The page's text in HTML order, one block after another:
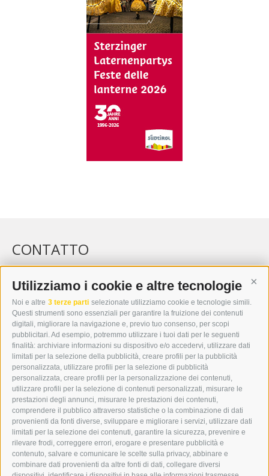
Utilizziamo i cookie e altre tecnologie
Noi e altre 3 terze parti selezionate utilizziamo cookie e tecnologie simili.
Questi strumenti sono essenziali per garantire la fruizione dei contenuti
digitali, migliorare la navigazione e, previo tuo consenso, per scopi
pubblicitari. Ad esempio, potremmo utilizzare i tuoi dati per le seguenti
finalità: archiviare informazioni su dispositivo e/o accedervi, utilizzare dati
limitati per la selezione della pubblicità, creare profili per la pubblicità
personalizzata, utilizzare profili per la selezione di pubblicità
personalizzata, creare profili per la personalizzazione dei contenuti,
utilizzare profili per la selezione di contenuti personalizzati, misurare le
prestazioni degli annunci, misurare le prestazioni dei contenuti,
comprendere il pubblico attraverso statistiche o la combinazione di dati
provenienti da fonti diverse, sviluppare e migliorare i servizi, utilizzare dati
limitati per la selezione dei contenuti, garantire la sicurezza, prevenire e
rilevare frodi, correggere errori, erogare e presentare pubblicità e
contenuto, salvare e comunicare le scelte sulla privacy, abbinare e
combinare dati provenienti da altre fonti di dati, collegare diversi
CONTATTO
WIPP-MEDIA GMBH
DER ERKER
I-39049 VIPITENO
TEL.: +39 0472 766876
GRAFIK@DERERKER.IT
INFO@DERERKER.IT
BARBARA.FONTANA@DERERKER.IT
ERKER
PUBBLICITÀ NELL’ERKER
PUBBLICITÀ ONLINE
ADDEBITO DIRETTO SEPA
REGOLAMENTO COMMENTI
ONLINE VOTING